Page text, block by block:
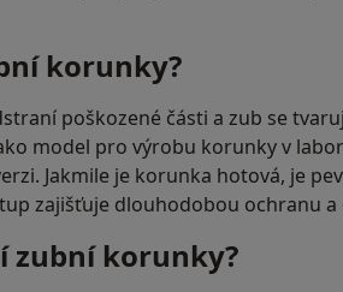
korunky?
poškozené části a zub se
model pro výrobu korunky v
Jakmile je korunka hotová, je
zajišťuje dlouhodobou ochranu a
zubní korunky?